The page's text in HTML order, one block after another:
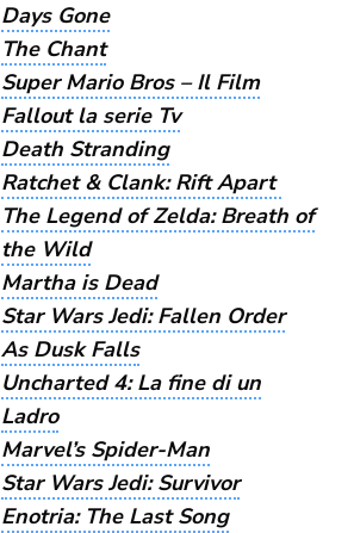
Days Gone
The Chant
Super Mario Bros – Il Film
Fallout la serie Tv
Death Stranding
Ratchet & Clank: Rift Apart
The Legend of Zelda: Breath of
the Wild
Martha is Dead
Star Wars Jedi: Fallen Order
As Dusk Falls
Uncharted 4: La fine di un
Ladro
Marvel’s Spider-Man
Star Wars Jedi: Survivor
Enotria: The Last Song